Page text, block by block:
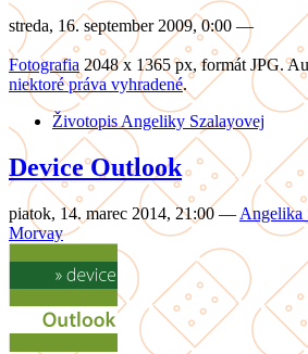
streda, 16. september 2009, 0:00 —
Fotografia 2048 x 1365 px, formát JPG.
niektoré práva vyhradené.
Životopis Angeliky Szalayovej
Device Outlook
piatok, 14. marec 2014, 21:00 — Angelika
Morvay